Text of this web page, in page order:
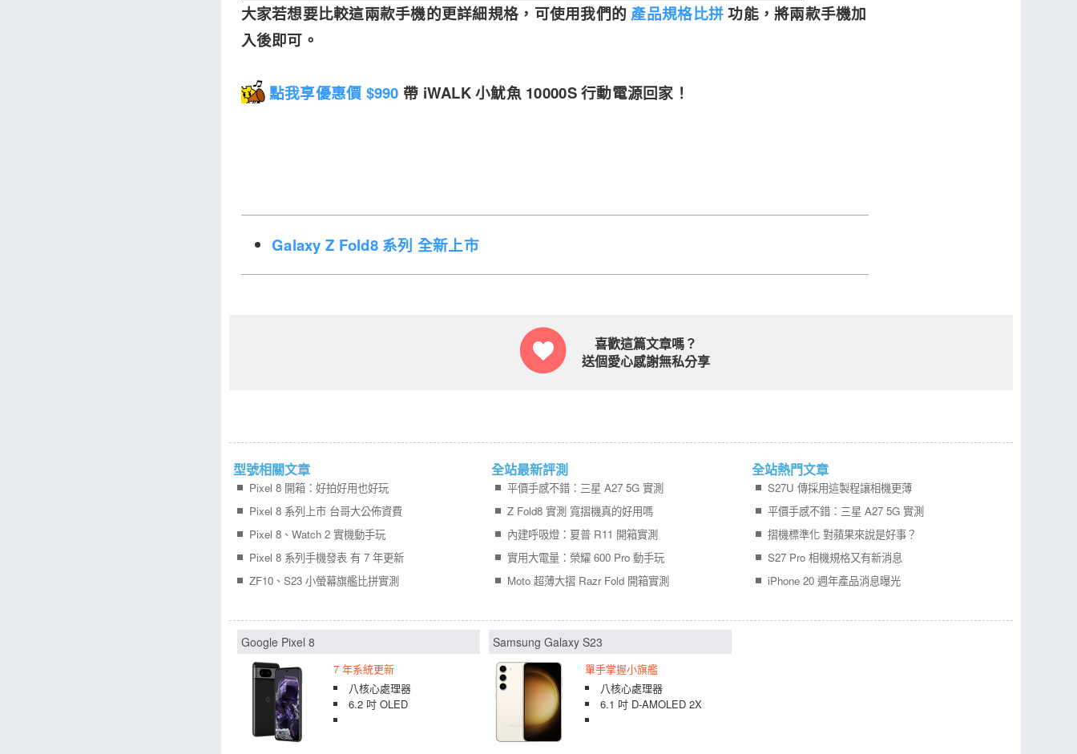
大家若想要比較這兩款手機的更詳細規格，可使用我們的 產品規格比拼功能，將兩款手機加
入後即可。
點我享優惠價 $990 帶 iWALK 小魷魚 10000S 行動電源回家！
Galaxy Z Fold8 系列 全新上市
喜歡這篇文章嗎？
送個愛心感謝無私分享
型號相關文章
Pixel 8 開箱：好拍好用也好玩
Pixel 8 系列上市 台哥大公佈資費
Pixel 8、Watch 2 實機動手玩
Pixel 8 系列手機發表 有 7 年更新
ZF10、S23 小螢幕旗艦比拼實測
全站最新評測
平價手感不錯：三星 A27 5G 實測
Z Fold8 實測 寬摺機真的好用嗎
內建呼吸燈：夏普 R11 開箱實測
實用大電量：榮耀 600 Pro 動手玩
Moto 超薄大摺 Razr Fold 開箱實測
全站熱門文章
S27U 傳採用這製程讓相機更薄
平價手感不錯：三星 A27 5G 實測
摺機標準化 對蘋果來說是好事？
S27 Pro 相機規格又有新消息
iPhone 20 週年產品消息曝光
Google Pixel 8
7 年系統更新
八核心處理器
6.2 吋 OLED
Samsung Galaxy S23
單手掌握小旗艦
八核心處理器
6.1 吋 D-AMOLED 2X